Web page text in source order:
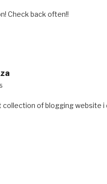
Check back often!!
collection of blogging website i